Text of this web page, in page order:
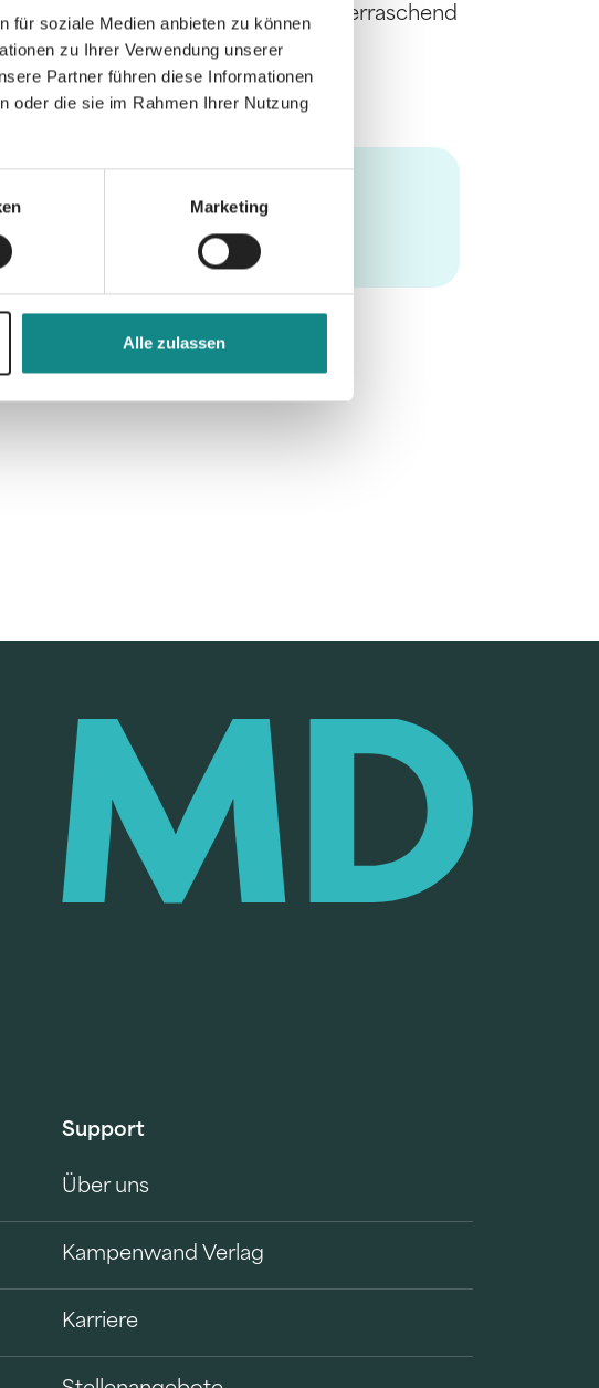
für soziale Medien anbieten zu können
zu Ihrer Verwendung unserer
Partner führen diese Informationen
oder die sie im Rahmen Ihrer Nutzung
Marketing
Alle zulassen
Deutsche Weihnachtslieder überraschend
erschienen
Support
Über uns
Kampenwand Verlag
Karriere